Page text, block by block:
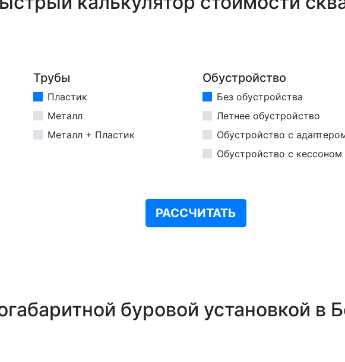
Трубы
Пластик
Металл
Металл + Пластик
Обустройство
Без обустройства
Летнее обустройство
Обустройство с
Обустройство с кессоном
РАССЧИТАТЬ
буровой установкой в